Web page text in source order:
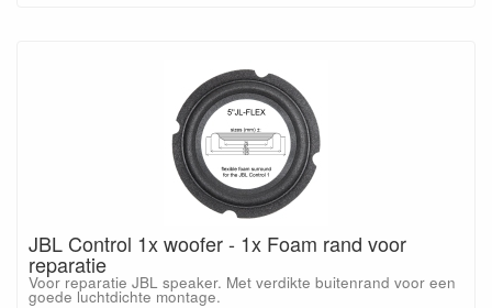
JBL Control 1x woofer - 1x Foam rand voor
reparatie
Voor reparatie JBL speaker. Met verdikte buitenrand voor een
goede luchtdichte montage.